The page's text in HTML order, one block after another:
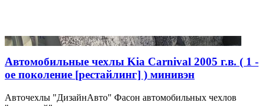
Автомобильные чехлы Kia Carnival 2005 г.в. ( 1 -
ое поколение [рестайлинг] ) минивэн
Авточехлы "ДизайнАвто" Фасон автомобильных чехлов